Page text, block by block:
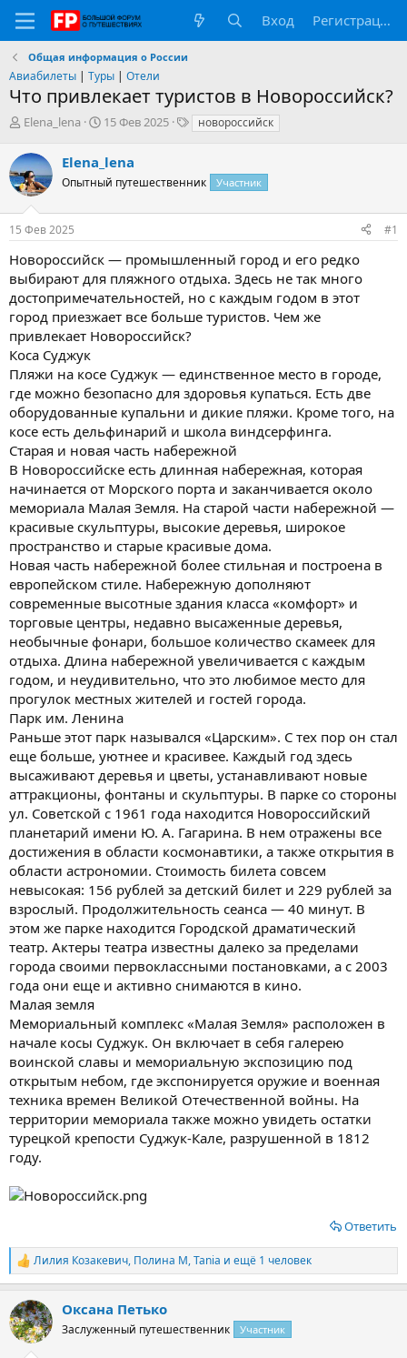
Вход Регистрация
Общая информация о России
Авиабилеты | Туры | Отели
Что привлекает туристов в Новороссийск?
А
т
о
р
е
м
Elena_lena
Д
т
а
н
ч
а
15 Фев 2025
Тновороссийск
Elena_lena
Опытный путешественник Участник
15 Фев 2025 #1
Новороссийск — промышленный город и его редко
выбирают для пляжного отдыха. Здесь не так много
достопримечательностей, но с каждым годом в этот
город приезжает все больше туристов. Чем же
привлекает Новороссийск?
Коса Суджук
Пляжи на косе Суджук — единственное место в городе,
где можно безопасно для здоровья купаться. Есть две
оборудованные купальни и дикие пляжи. Кроме того, на
косе есть дельфинарий и школа виндсерфинга.
Старая и новая часть набережной
В Новороссийске есть длинная набережная, которая
начинается от Морского порта и заканчивается около
мемориала Малая Земля. На старой части набережной —
красивые скульптуры, высокие деревья, широкое
пространство и старые красивые дома.
Новая часть набережной более стильная и построена в
европейском стиле. Набережную дополняют
современные высотные здания класса «комфорт» и
торговые центры, недавно высаженные деревья,
необычные фонари, большое количество скамеек для
отдыха. Длина набережной увеличивается с каждым
годом, и неудивительно, что это любимое место для
прогулок местных жителей и гостей города.
Парк им. Ленина
Раньше этот парк назывался «Царским». С тех пор он стал
еще больше, уютнее и красивее. Каждый год здесь
высаживают деревья и цветы, устанавливают новые
аттракционы, фонтаны и скульптуры. В парке со стороны
ул. Советской с 1961 года находится Новороссийский
планетарий имени Ю. А. Гагарина. В нем отражены все
достижения в области космонавтики, а также открытия в
области астрономии. Стоимость билета совсем
невысокая: 156 рублей за детский билет и 229 рублей за
взрослый. Продолжительность сеанса — 40 минут. В
этом же парке находится Городской драматический
театр. Актеры театра известны далеко за пределами
города своими первоклассными постановками, а с 2003
года они еще и активно снимаются в кино.
Малая земля
Мемориальный комплекс «Малая Земля» расположен в
начале косы Суджук. Он включает в себя галерею
воинской славы и мемориальную экспозицию под
открытым небом, где экспонируется оружие и военная
техника времен Великой Отечественной войны. На
территории мемориала также можно увидеть остатки
турецкой крепости Суджук-Кале, разрушенной в 1812
году.
Ответить
Р
е
к
ц
и
Лилия Козакевич, Полина М,Tania и ещё 1 человек
Оксана Петько
Заслуженный путешественник Участник